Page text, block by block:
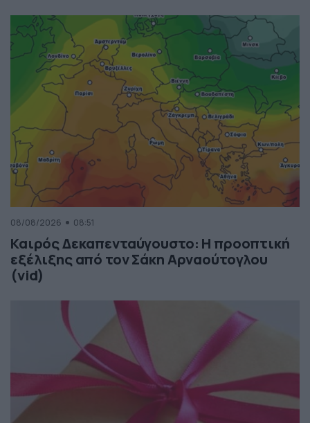
08/08/2026 08:51
Καιρός Δεκαπενταύγουστο: Η προοπτική
εξέλιξης από τον Σάκη Αρναούτογλου
(vid)